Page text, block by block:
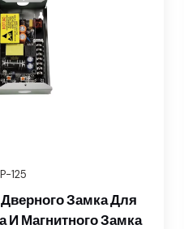
125
Замка Для
И Магнитного Замка